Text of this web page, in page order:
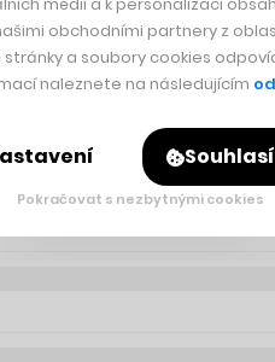
ale také velmi přesně
obchodními partnery z
a soubory cookies
naleznete na následujícím
Pokračovat s nezbytnými cookies